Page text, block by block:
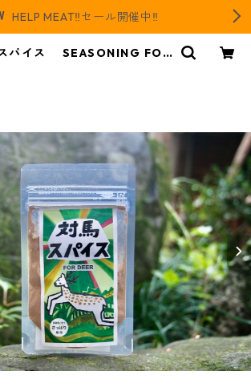
HELP MEAT‼️セール開催中‼️
パイス SEASONING FOR